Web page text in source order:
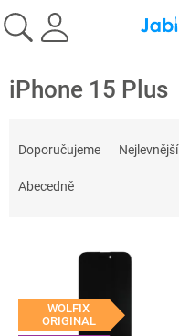
na
obsah
iPhone 15 Plus
Doporučujeme Nejlevnější
Abecedně
WOLFIX
ORIGINAL